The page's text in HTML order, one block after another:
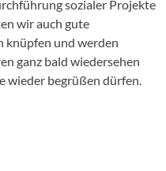
sozialer Projekte
wir auch gute
knüpfen und werden
ganz bald wiedersehen
wieder begrüßen dürfen.